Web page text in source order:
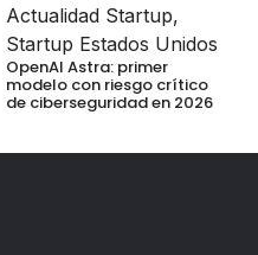
Actualidad Startup,
Startup Estados Unidos
OpenAI Astra: primer
modelo con riesgo crítico
de ciberseguridad en 2026